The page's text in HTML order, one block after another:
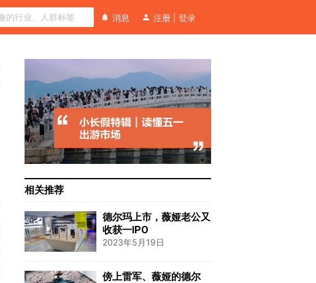
消息 注册 登录
相关推荐
德尔玛上市，薇娅老公又
收获一IPO
2023年5月19日
傍上雷军、薇娅的德尔